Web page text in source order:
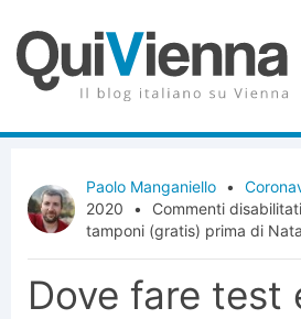
Paolo Manganiello •
2020
• Commenti disabilitati
tamponi (gratis) prima di
Dove fare test